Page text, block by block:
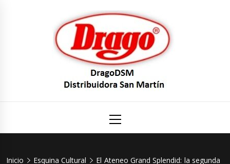
San
principal
Inicio Esquina Cultural
El Ateneo Grand Splendid: la segunda